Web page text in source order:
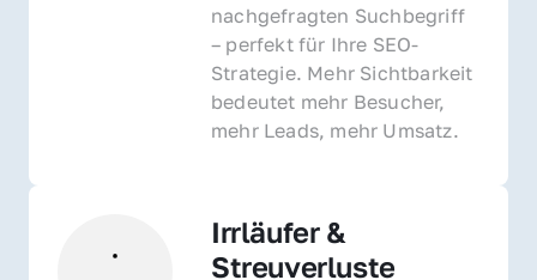
nachgefragten Suchbegriff
– perfekt für Ihre SEO-
Strategie. Mehr Sichtbarkeit
bedeutet mehr Besucher,
mehr Leads, mehr Umsatz.
Irrläufer &
Streuverluste